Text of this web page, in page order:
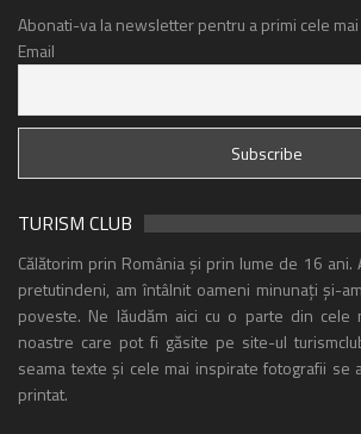
Abonati-va la newsletter pentru a primi cele
Email
TURISM CLUB
Călătorim prin România și prin lume de 16 ani.
pretutindeni, am întâlnit oameni minunați și-
poveste. Ne lăudăm aici cu o parte din cele
noastre care pot fi găsite pe site-ul
seama texte și cele mai inspirate fotografii se
printat.